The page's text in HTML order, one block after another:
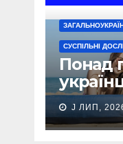
СУСПІЛЬНІ
Понад
J ЛИП,